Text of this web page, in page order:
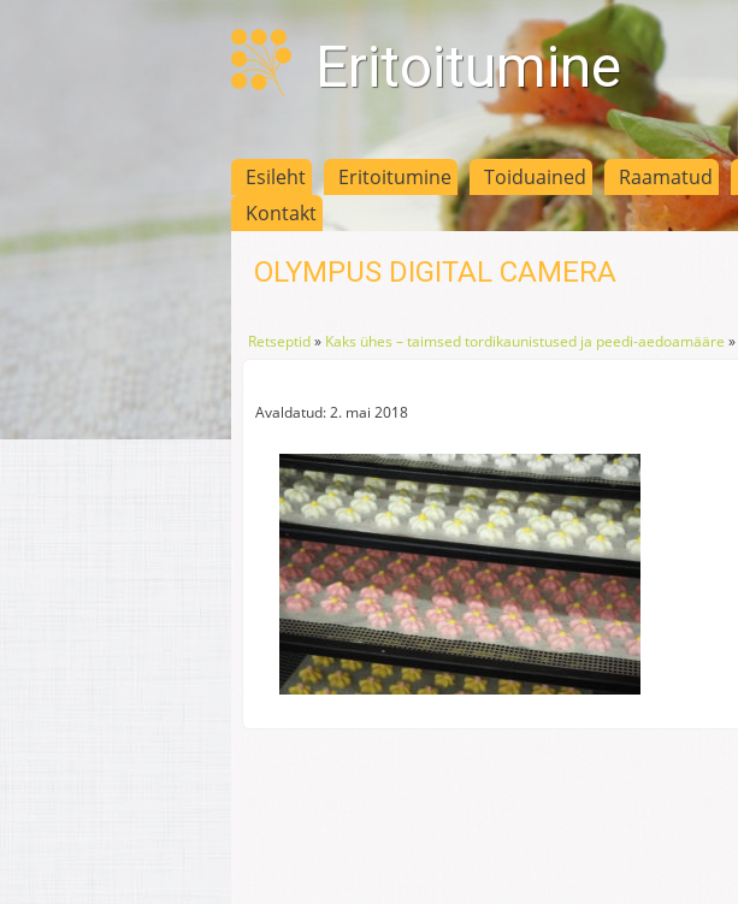
Eritoitumine
Esileht Eritoitumine Toiduained Raamatud
Kontakt
OLYMPUS DIGITAL CAMERA
Retseptid» Kaks ühes – taimsed tordikaunistused ja peedi-aedoamääre »
Avaldatud: 2. mai 2018